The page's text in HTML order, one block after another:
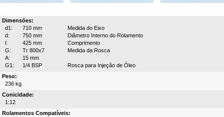
Dimensões:
d1:
710 mm
Medida do Eixo
d:
750 mm
Diâmetro Interno do Rolamento
l:
425 mm
Comprimento
G:
Tr 800x7
Medida da Rosca
A:
15 mm
G1:
1/4 BSP
Rosca para Injeção de Óleo
Peso:
236 kg
Conicidade:
1:12
Rolamentos Compatíveis: